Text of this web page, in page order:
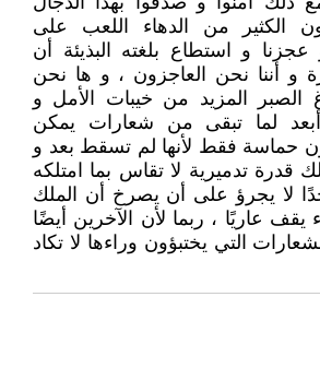
الكثير من الدهاء اللعب على
عجزنا و استطاع بلغته البذيئة أن
و أننا نحن العاجزون ، و ها نحن
الصبر المزيد من خيبات الأمل و
لما تبقى من شعارات يمكن
حماسة فقط لأنها لم تسقط بعد و
قدرة تدميرية لا تقاس بما امتلكه
لا يجرؤ على أن يصرخ أن الملك
عاريًا ، ربما لأن الآخرين أيضًا
التي يختبؤون وراءها لا تكاد